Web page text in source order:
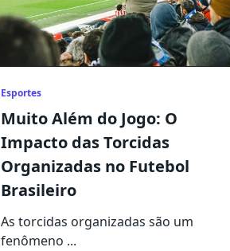
Esportes
Muito Além do Jogo: O
Impacto das Torcidas
Organizadas no Futebol
Brasileiro
As torcidas organizadas são um
fenômeno ...